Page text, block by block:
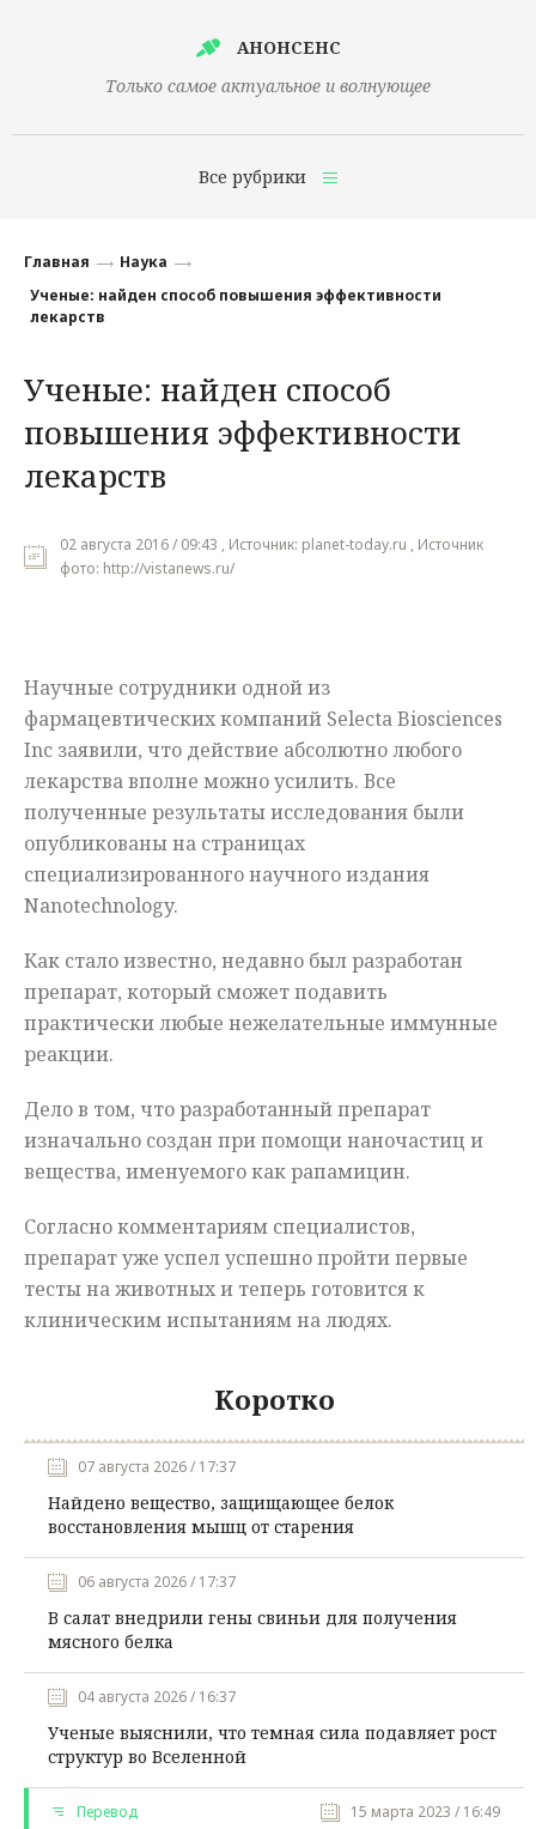
АНОНСЕНС
Только самое актуальное и волнующее
Все рубрики
Финансы
Наука
Культура
Общество
Мнения
Главная
Наука
Ученые: найден способ повышения эффективности
лекарств
Ученые: найден способ
повышения эффективности
лекарств
02 августа 2016 / 09:43 , Источник: planet-today.ru , Источник
фото: http://vistanews.ru/
Научные сотрудники одной из
фармацевтических компаний Selecta Biosciences
Inc заявили, что действие абсолютно любого
лекарства вполне можно усилить. Все
полученные результаты исследования были
опубликованы на страницах
специализированного научного издания
Nanotechnology.
Как стало известно, недавно был разработан
препарат, который сможет подавить
практически любые нежелательные иммунные
реакции.
Дело в том, что разработанный препарат
изначально создан при помощи наночастиц и
вещества, именуемого как рапамицин.
Согласно комментариям специалистов,
препарат уже успел успешно пройти первые
тесты на животных и теперь готовится к
клиническим испытаниям на людях.
Коротко
07 августа 2026 / 17:37
Найдено вещество, защищающее белок
восстановления мышц от старения
06 августа 2026 / 17:37
В салат внедрили гены свиньи для получения
мясного белка
04 августа 2026 / 16:37
Ученые выяснили, что темная сила подавляет рост
структур во Вселенной
Перевод 15 марта 2023 / 16:49